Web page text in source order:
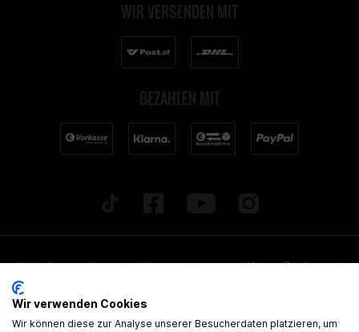
WIR VERSENDEN MIT
BEZAHLEN MIT
* Alle Preise inkl. gesetzl. Mehrwertsteuer zzgl.Versandkostenund
angegebenen Lieferzeiten beziehen sich auf Deutschland!
Wir verwenden Cookies
Wir können diese zur Analyse unserer Besucherdaten platzieren, um